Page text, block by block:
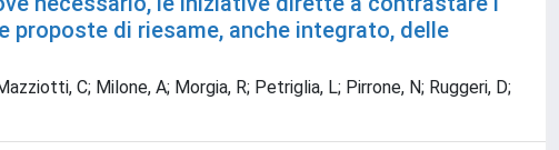
di riesame, anche integrato, delle
C; Milone, A; Morgia, R; Petriglia, L; Pirrone, N; Ruggeri, D;